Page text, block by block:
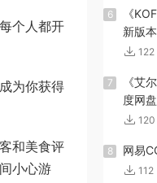
个人都开
为你获得
和美食评
小心游
6
《
新版本
122
7
《艾
度网
120
8 网易
112